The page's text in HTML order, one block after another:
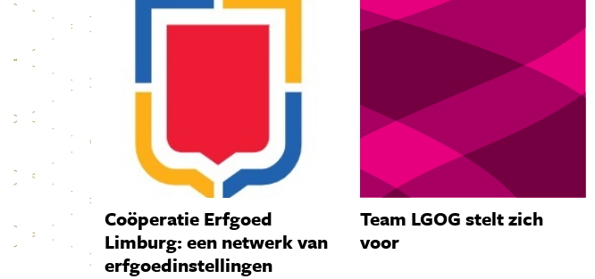
Coöperatie Erfgoed
Limburg: een netwerk van
erfgoedinstellingen
Team LGOG stelt zich
voor